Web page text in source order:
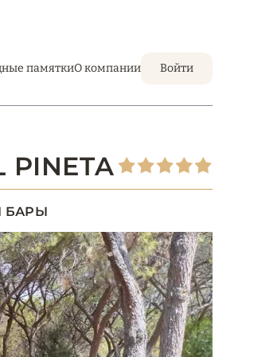
памяткиО компании Войти
PINETA
БАРЫ